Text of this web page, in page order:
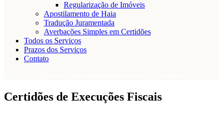
Regularização de Imóveis
Apostilamento de Haia
Tradução Juramentada
Averbações Simples em Certidões
Todos os Serviços
Prazos dos Serviços
Contato
Certidões de Execuções Fiscais